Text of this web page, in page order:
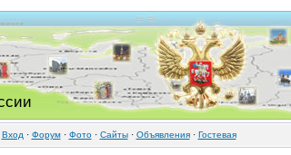
Вход · Форум· Фото· Cайты· Объявления· Гостевая